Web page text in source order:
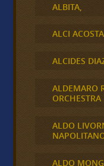
ALBITA,
ALCI ACOSTA
ALCIDES
ALDEMARO
ORCHESTRA
ALDO
ALDO